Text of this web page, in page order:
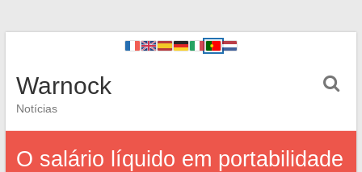
Warnock
Notícias
O salário líquido em portabilidade